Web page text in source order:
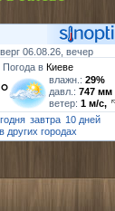
06.08.26, вечер
Погода вКиеве
влажн.:29%
давл.:747 мм
ветер:1 м/с,
завтра 10 дней
в других городах